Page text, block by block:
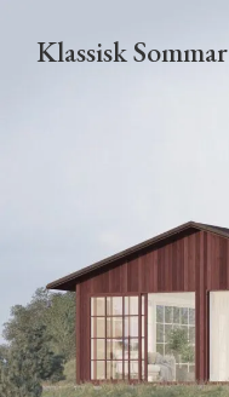
Klassisk Sommar